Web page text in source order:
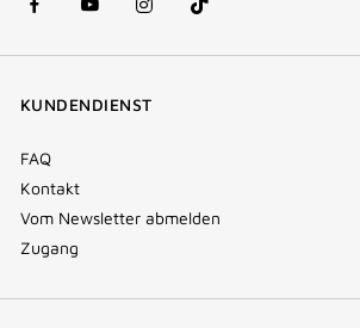
facebook
(new
youtube
(new
instagram
(new
Tik
Tok
KUNDENDIENST
FAQ
Kontakt
Vom Newsletter abmelden
Zugang